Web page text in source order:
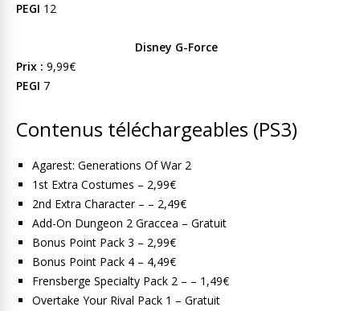
PEGI 12
Disney G-Force
Prix : 9,99€
PEGI 7
Contenus téléchargeables (PS3)
Agarest: Generations Of War 2
1st Extra Costumes – 2,99€
2nd Extra Character – – 2,49€
Add-On Dungeon 2 Graccea – Gratuit
Bonus Point Pack 3 – 2,99€
Bonus Point Pack 4 – 4,49€
Frensberge Specialty Pack 2 – – 1,49€
Overtake Your Rival Pack 1 – Gratuit